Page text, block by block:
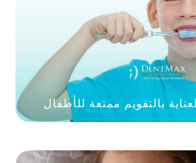
أو
مع المستخدم
بالتقويم ممتعة للأطفال